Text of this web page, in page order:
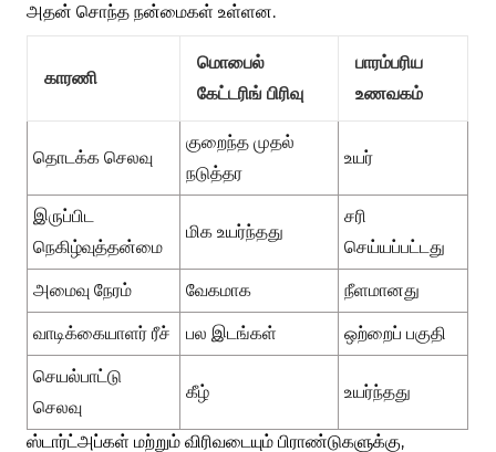
அதன் சொந்த நன்மைகள் உள்ளன.
காரணி
மொபைல்
கேட்டரிங் பிரிவு
பாரம்பரிய
உணவகம்
தொடக்க செலவு
குறைந்த முதல்
நடுத்தர
உயர்
இருப்பிட
நெகிழ்வுத்தன்மை
மிக உயர்ந்தது
சரி
செய்யப்பட்டது
அமைவு நேரம் வேகமாக நீளமானது
வாடிக்கையாளர் ரீச் பல இடங்கள் ஒற்றைப் பகுதி
செயல்பாட்டு
செலவு
கீழ் உயர்ந்தது
ஸ்டார்ட்அப்கள் மற்றும் விரிவடையும் பிராண்டுகளுக்கு,